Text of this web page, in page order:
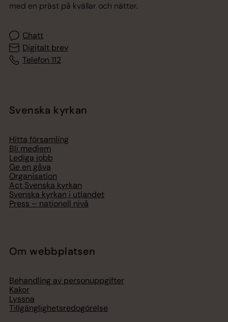
med en präst på kvällar och nätter.
Chatt
Digitalt brev
Telefon 112
Svenska kyrkan
Hitta församling
Bli medlem
Lediga jobb
Ge en gåva
Organisation
Act Svenska kyrkan
Svenska kyrkan i utlandet
Press – nationell nivå
Om webbplatsen
Behandling av personuppgifter
Kakor
Lyssna
Tillgänglighetsredogörelse